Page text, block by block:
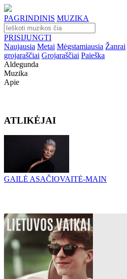
PAGRINDINIS MUZIKA
PRISIJUNGTI
Naujausia Metai Mėgstamiausia Žanrai
grojaraščiai Grojaraščiai Paieška
Aldegunda
Muzika
Apie
ATLIKĖJAI
GAILĖ ASAČIOVAITĖ-MAIN